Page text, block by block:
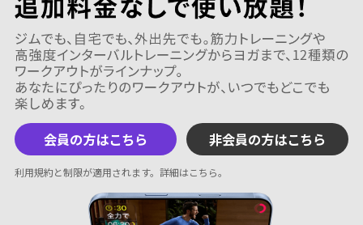
会員の方はこちら 非会員の方はこちら
利用規約と制限が適用されます。 詳細はこちら。